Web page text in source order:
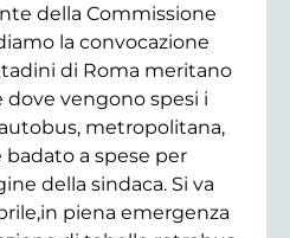
della Commissione
la convocazione
di Roma meritano
vengono spesi i
metropolitana,
badato a spese per
della sindaca. Si va
piena emergenza